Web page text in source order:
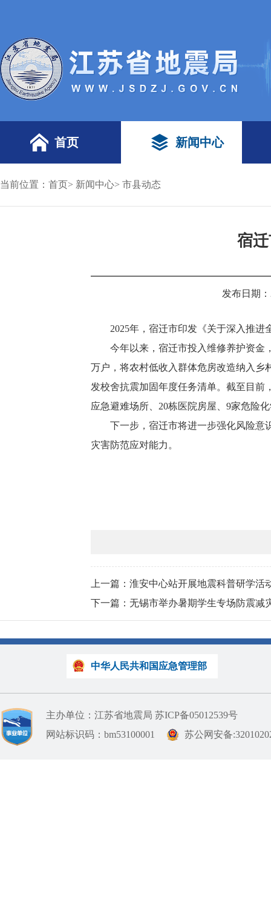
首页 新闻中心
当前位置： 首页> 新闻中心> 市县动态
宿
发布日期：
2025年，宿迁市印发《关于深入推
今年以来，宿迁市投入维修养护资金
万户，将农村低收入群体危房改造纳入乡
发校舍抗震加固年度任务清单。截至目前
应急避难场所、20栋医院房屋、9家危险
下一步，宿迁市将进一步强化风险意
灾害防范应对能力。
上一篇：淮安中心站开展地震科普研学活
下一篇：无锡市举办暑期学生专场防震减
中华人民共和国应急管理部
主办单位：江苏省地震局 苏ICP备05012539号
网站标识码：bm53100001
苏公网安备